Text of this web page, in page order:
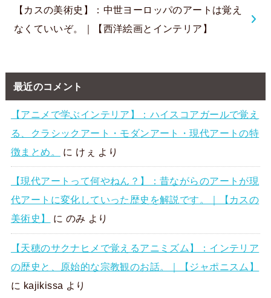
【カスの美術史】：中世ヨーロッパのアートは覚え
なくていいぞ。｜【西洋絵画とインテリア】
最近のコメント
【アニメで学ぶインテリア】：ハイスコアガールで覚え
る、クラシックアート・モダンアート・現代アートの特
徴まとめ。
に けぇ より
【現代アートって何やねん？】：昔ながらのアートが現
代アートに変化していった歴史を解説です。｜【カスの
美術史】
に のみ より
【天穂のサクナヒメで覚えるアニミズム】：インテリア
の歴史と、原始的な宗教観のお話。｜【ジャポニスム】
に kajikissa より